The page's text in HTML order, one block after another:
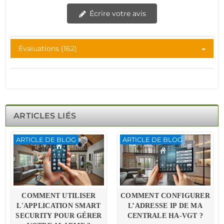
Écrire votre avis
Évaluations (162)
ARTICLES LIÉS
ARTICLE DE BLOG
COMMENT UTILISER
L'APPLICATION SMART
SECURITY POUR GÉRER
ARTICLE DE BLOG
COMMENT CONFIGURER
L’ADRESSE IP DE MA
CENTRALE HA-VGT ?